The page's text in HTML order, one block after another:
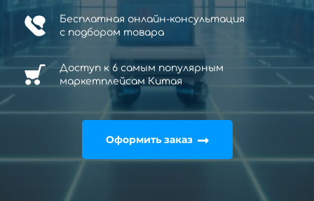
Бесплатная онлайн-консультация
с подбором товара
Доступ к 6 самым популярным
маркетплейсам Китая
Оформить заказ